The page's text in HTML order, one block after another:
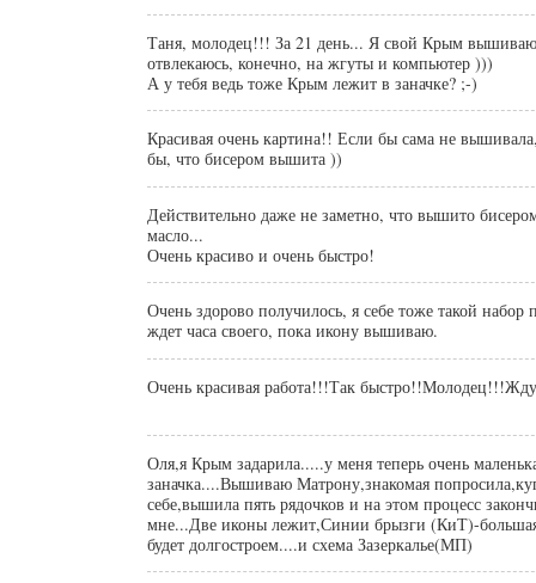
Таня, молодец!!! За 21 день... Я свой Крым
отвлекаюсь, конечно, на жгуты и компьютер )))
А у тебя ведь тоже Крым лежит в заначке? ;-)
Красивая очень картина!! Если бы сама не
бы, что бисером вышита ))
Действительно даже не заметно, что вышито
масло...
Очень красиво и очень быстро!
Очень здорово получилось, я себе тоже такой
ждет часа своего, пока икону вышиваю.
Очень красивая работа!!!Так
Оля,я Крым задарила.....у меня теперь очень
заначка....Вышиваю Матрону,знакомая
себе,вышила пять рядочков и на этом процесс
мне...Две иконы лежит,Синии брызги (КиТ)-
будет долгостроем....и схема Зазеркалье(МП)